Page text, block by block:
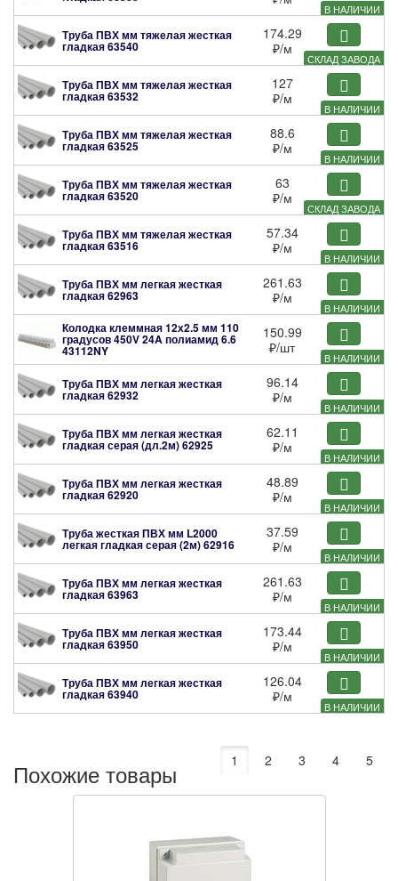
В НАЛИЧИИ
СКЛАД ЗАВОДА
Труба ПВХ мм тяжелая жесткая
гладкая63540
174.29
₽/м
В НАЛИЧИИ
Труба ПВХ мм тяжелая жесткая
гладкая63532
127
₽/м
В НАЛИЧИИ
Труба ПВХ мм тяжелая жесткая
гладкая63525
88.6
₽/м
СКЛАД ЗАВОДА
Труба ПВХ мм тяжелая жесткая
гладкая63520
63
₽/м
В НАЛИЧИИ
Труба ПВХ мм тяжелая жесткая
гладкая63516
57.34
₽/м
В НАЛИЧИИ
Труба ПВХ мм легкая жесткая
гладкая62963
261.63
₽/м
В НАЛИЧИИ
Колодка клеммная 12х2.5 мм 110
градусов 450V 24A полиамид 6.6
43112NY
150.99
₽/шт
В НАЛИЧИИ
Труба ПВХ мм легкая жесткая
гладкая62932
96.14
₽/м
В НАЛИЧИИ
Труба ПВХ мм легкая жесткая
гладкая серая (дл.2м)62925
62.11
₽/м
В НАЛИЧИИ
Труба ПВХ мм легкая жесткая
гладкая62920
48.89
₽/м
В НАЛИЧИИ
Труба жесткая ПВХ мм L2000
легкая гладкая серая (2м)62916
37.59
₽/м
В НАЛИЧИИ
Труба ПВХ мм легкая жесткая
гладкая63963
261.63
₽/м
В НАЛИЧИИ
Труба ПВХ мм легкая жесткая
гладкая63950
173.44
₽/м
В НАЛИЧИИ
Труба ПВХ мм легкая жесткая
гладкая63940
126.04
₽/м
Похожие товары 1 2 3 4 5